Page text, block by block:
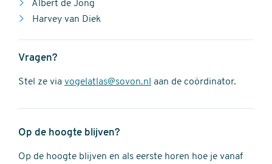
Albert de Jong
Harvey van Diek
Vragen?
Stel ze via vogelatlas@sovon.nl aan de coördinator.
Op de hoogte blijven?
Op de hoogte blijven en als eerste horen hoe je vanaf